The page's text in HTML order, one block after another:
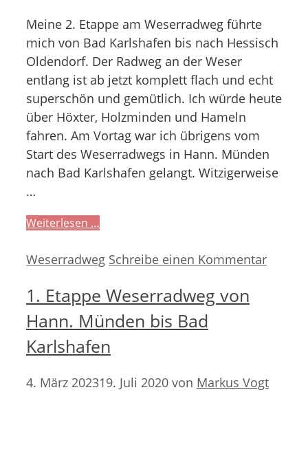
Meine 2. Etappe am Weserradweg führte
mich von Bad Karlshafen bis nach Hessisch
Oldendorf. Der Radweg an der Weser
entlang ist ab jetzt komplett flach und echt
superschön und gemütlich. Ich würde heute
über Höxter, Holzminden und Hameln
fahren. Am Vortag war ich übrigens vom
Start des Weserradwegs in Hann. Münden
nach Bad Karlshafen gelangt. Witzigerweise
…
Weiterlesen …
Kategorien
Weserradweg Schreibe einen Kommentar
1. Etappe Weserradweg von
Hann. Münden bis Bad
Karlshafen
4. März 202319. Juli 2020 von Markus Vogt